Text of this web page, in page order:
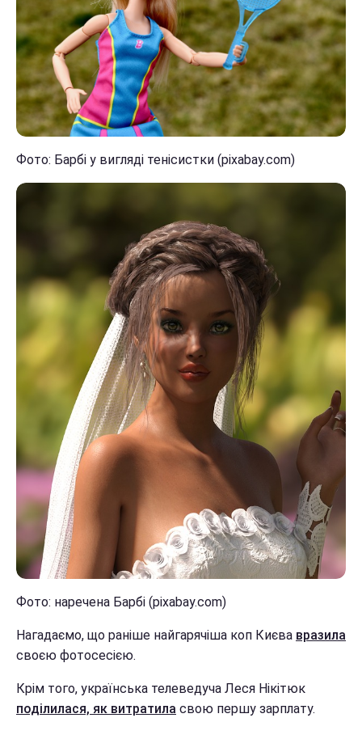
Фото: Барбі у вигляді тенісистки (pixabay.com)
Фото: наречена Барбі (pixabay.com)
Нагадаємо, що раніше найгарячіша коп Києва вразила
своєю фотосесією.
Крім того, українська телеведуча Леся Нікітюк
поділилася, як витратила свою першу зарплату.